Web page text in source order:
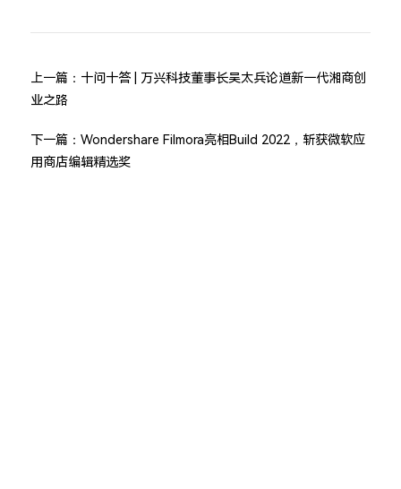
上一篇： 十问十答 | 万兴科技董事长吴太兵论道新一代湘商创
业之路
下一篇： Wondershare Filmora亮相Build 2022，斩获微软应
用商店编辑精选奖